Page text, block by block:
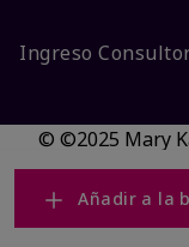
Añadir a la
Ingreso
© ©2025 Mary
reservados.
No vender/